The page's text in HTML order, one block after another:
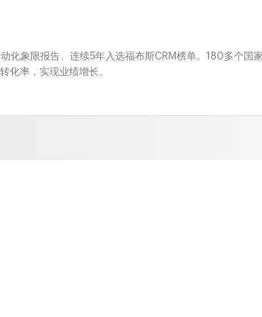
化象限报告、连续5年入选福布斯CRM榜单。180多个国
化率，实现业绩增长。